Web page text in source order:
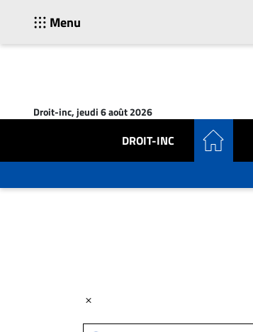
Menu
Droit-inc, jeudi 6 août 2026
DROIT-INC
En
CARRIÈRE